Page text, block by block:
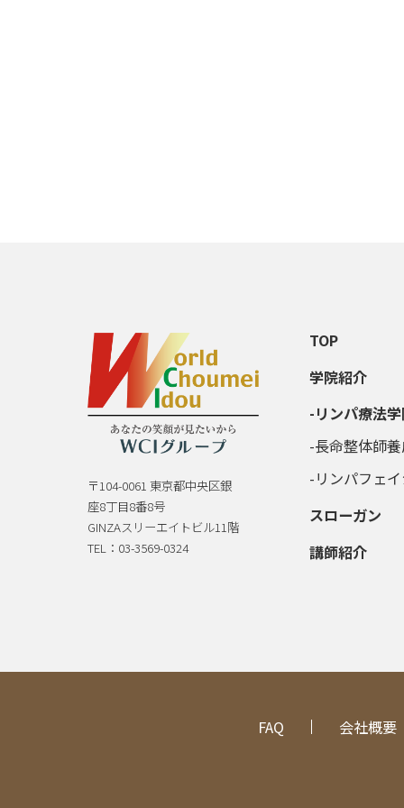
〒104-0061 東京都中央区銀
座8丁目8番8号
GINZAスリーエイトビル11階
TEL：03-3569-0324
TOP
学院紹介
リンパ療法
長命整体師
リンパフェ
スローガン
講師紹介
FAQ 会社概要